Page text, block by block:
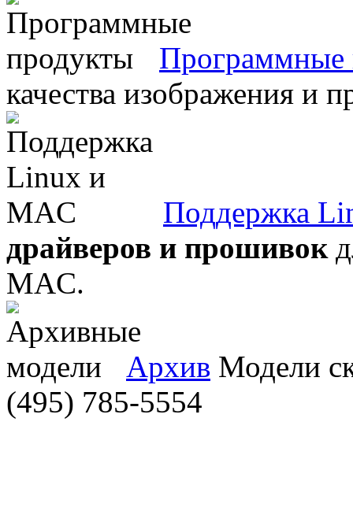
Программные
качества изображения и
Поддержка
драйверов и прошивок
MAC.
Архив Модели
(495) 785-5554